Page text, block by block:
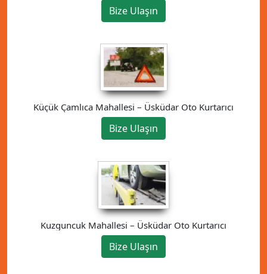
Bize Ulaşın
Küçük Çamlıca Mahallesi – Üsküdar Oto Kurtarıcı
Bize Ulaşın
Kuzguncuk Mahallesi – Üsküdar Oto Kurtarıcı
Bize Ulaşın